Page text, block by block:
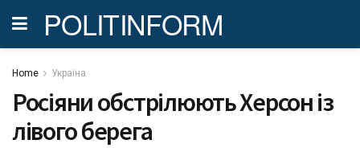
POLITINFORM
Home Україна
Росіяни обстрілюють Херсон із
лівого берега